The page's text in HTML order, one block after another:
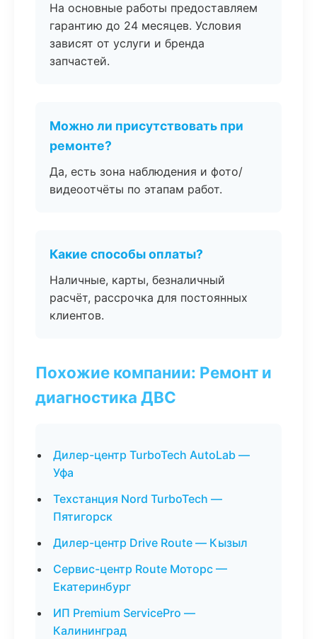
На основные работы предоставляем
гарантию до 24 месяцев. Условия
зависят от услуги и бренда
запчастей.
Можно ли присутствовать при
ремонте?
Да, есть зона наблюдения и фото/
видеоотчёты по этапам работ.
Какие способы оплаты?
Наличные, карты, безналичный
расчёт, рассрочка для постоянных
клиентов.
Похожие компании: Ремонт и
диагностика ДВС
Дилер-центр TurboTech AutoLab —
Уфа
Техстанция Nord TurboTech —
Пятигорск
Дилер-центр Drive Route — Кызыл
Сервис-центр Route Моторс —
Екатеринбург
ИП Premium ServicePro —
Калининград